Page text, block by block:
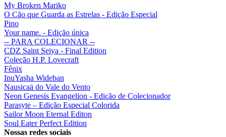
My Broken Mariko
O Cão que Guarda as Estrelas - Edição Especial
Pino
Your name. - Edição única
-- PARA COLECIONAR --
CDZ Saint Seiya - Final Edition
Coleção H.P. Lovecraft
Fênix
InuYasha Wideban
Nausicaä do Vale do Vento
Neon Genesis Evangelion - Edição de Colecionador
Parasyte – Edição Especial Colorida
Sailor Moon Eternal Editon
Soul Eater Perfect Edition
Nossas redes sociais